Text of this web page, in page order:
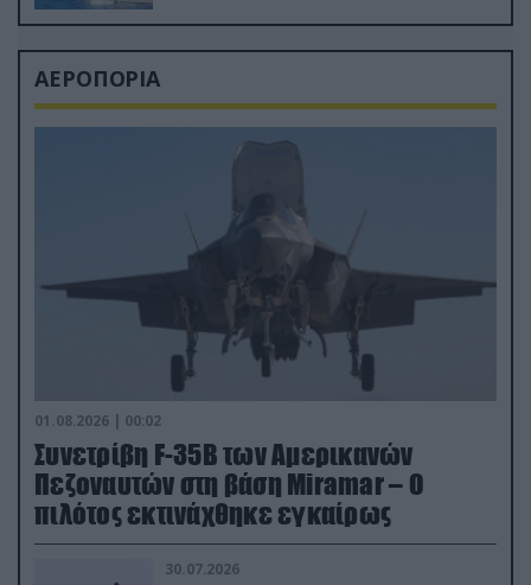
ΑΕΡΟΠΟΡΙΑ
01.08.2026 | 00:02
Συνετρίβη F-35B των Αμερικανών
Πεζοναυτών στη βάση Miramar – Ο
πιλότος εκτινάχθηκε εγκαίρως
30.07.2026